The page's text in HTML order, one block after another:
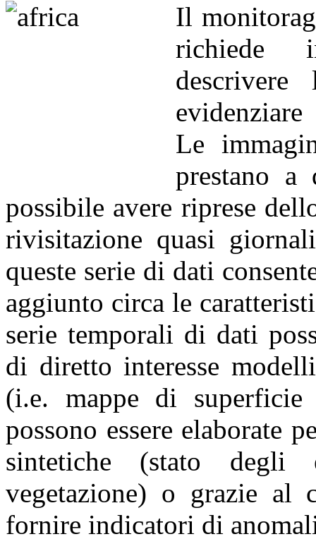
Il
richiede
Le
prestano a
possibile avere riprese
rivisitazione quasi
queste serie di dati
aggiunto circa le
serie temporali di dati
di diretto interesse
(i.e. mappe di
possono essere elaborate
sintetiche (stato degli
vegetazione) o grazie al
fornire indicatori di